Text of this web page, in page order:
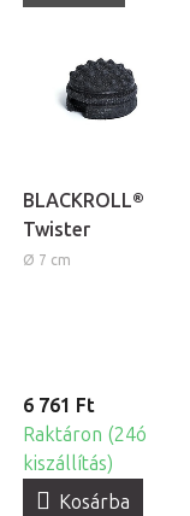
BLACKROLL®
Twister
Ø 7 cm
6 761 Ft
Raktáron (24ó
kiszállítás)
Kosárba